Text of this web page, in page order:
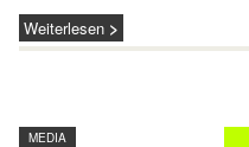
Weiterlesen
MEDIA